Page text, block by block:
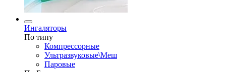
Ингаляторы
По типу
Компрессорные
Ультразвуковые\Меш
Паровые